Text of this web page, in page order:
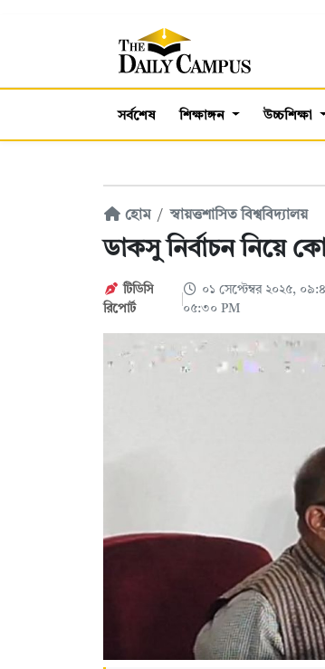
সর্বশেষ শিক্ষাঙ্গন উচ্চশিক্ষা
হোম স্বায়ত্তশাসিত বিশ্ববিদ্যালয়
ডাকসু নির্বাচন নিয়ে
টিডিসি
রিপোর্ট
০১ সেপ্টেম্বর ২০২৫,
০৫:৩০ PM